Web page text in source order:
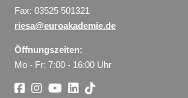
Fax: 03525 501321
riesa@euroakademie.de
Öffnungszeiten:
Mo - Fr: 7:00 - 16:00 Uhr